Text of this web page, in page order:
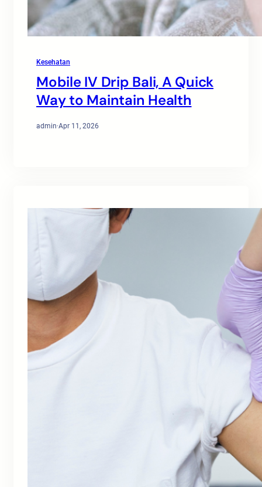
Kesehatan
Mobile IV Drip Bali, A Quick
Way to Maintain Health
admin·Apr 11, 2026